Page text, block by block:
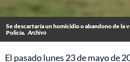
Se descartaría un homicidio o abandono de la
Policía. Archivo
El pasado lunes 23 de mayo de